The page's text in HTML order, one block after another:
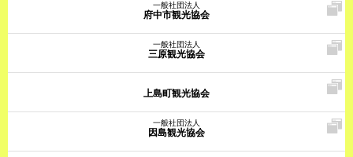
一般社団法人
府中市観光協会
一般社団法人
三原観光協会
上島町観光協会
一般社団法人
因島観光協会